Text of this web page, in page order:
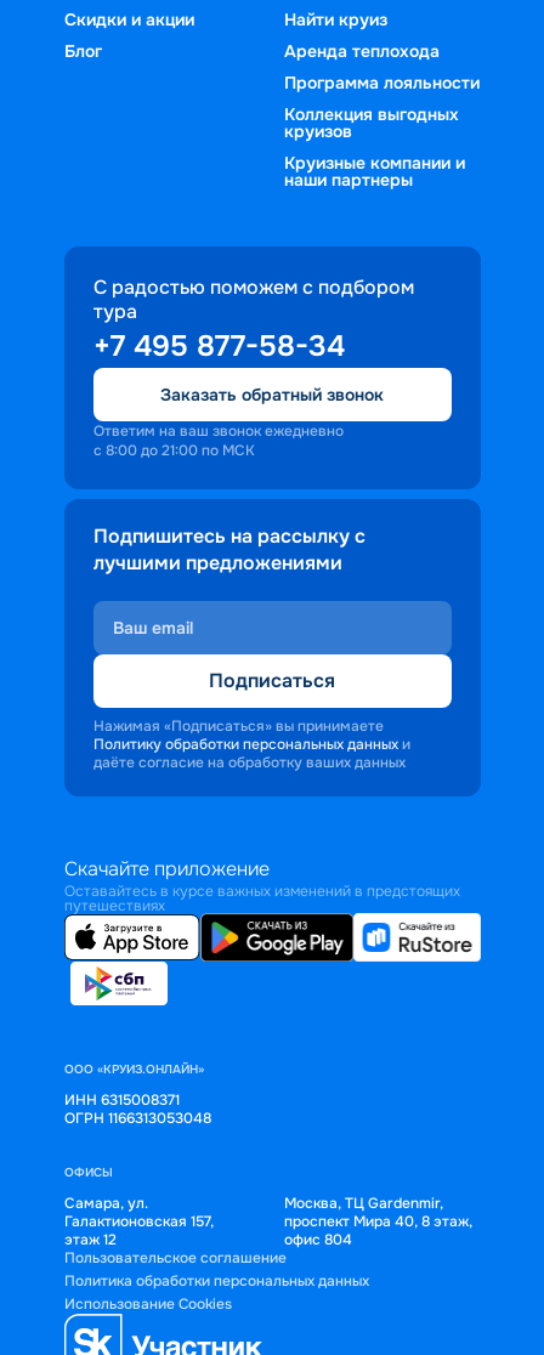
Скидки и акции
Блог
Найти круиз
Аренда теплохода
Программа лояльности
Коллекция выгодных
круизов
Круизные компании и
наши партнеры
С радостью поможем с подбором
тура
+7 495 877-58-34
Заказать обратный звонок
Ответим на ваш звонок ежедневно
с 8:00 до 21:00 по МСК
Подпишитесь на рассылку с
лучшими предложениями
Подписаться
Нажимая «Подписаться» вы принимаете
Политику обработки персональных данных и
даёте согласие на обработку ваших данных
Скачайте приложение
Оставайтесь в курсе важных изменений в предстоящих
путешествиях
ООО «КРУИЗ.ОНЛАЙН»
ИНН 6315008371
ОГРН 1166313053048
ОФИСЫ
Самара, ул.
Галактионовская 157,
этаж 12
Москва, ТЦ Gardenmir,
проспект Мира 40, 8 этаж,
офис 804
Пользовательское соглашение
Политика обработки персональных данных
Использование Cookies